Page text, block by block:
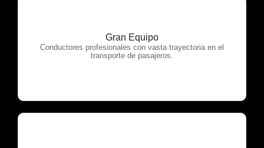
Gran Equipo
Conductores profesionales con vasta trayectoria en el
transporte de pasajeros.
OTP Servicios